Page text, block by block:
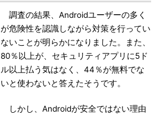
調査の結果、Androidユーザーの多く
が危険性を認識しながら対策を行ってい
ないことが明らかになりました。また、
80％以上が、セキュリティアプリに5ド
ル以上払う気はなく、44％が無料でな
いと使わないと答えたそうです。
しかし、Androidが安全ではない理由